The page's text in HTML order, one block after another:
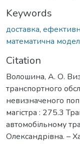
Keywords
доставка,
математична
Citation
Волошина, А. О.
транспортного
невизначеного
магістра : 275.3
автомобільному
Олександрівна. –